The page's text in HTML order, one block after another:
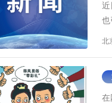
近
也
北
在